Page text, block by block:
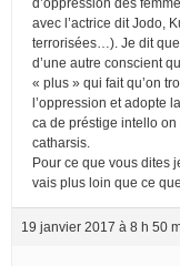
avec l’actrice dit Jodo,
terrorisées…). Je dit que
d’une autre conscient
« plus » qui fait qu’on
l’oppression et adopte
ca de préstige intello on
catharsis.
Pour ce que vous dites
vais plus loin que ce
19 janvier 2017 à 8 h 50